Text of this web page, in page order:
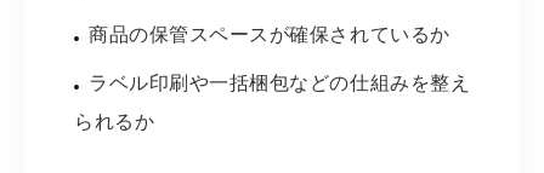
商品の保管スペースが確保されているか
ラベル印刷や一括梱包などの仕組みを整え
られるか